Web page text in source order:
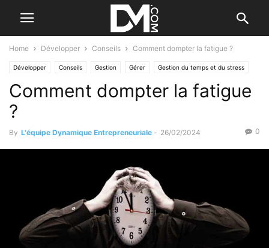
Home Développer Conseils Comment dompter la fatigue ?
Développer Conseils Gestion Gérer Gestion du temps et du stress
Personnel Santé et bien-être
Comment dompter la fatigue
?
By L'équipe Dynamique Entrepreneuriale - 26/02/2024 0